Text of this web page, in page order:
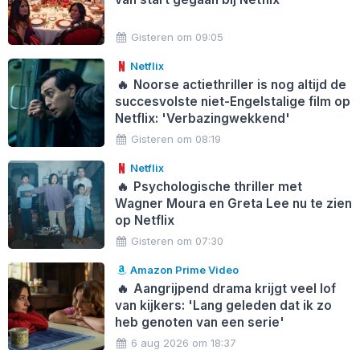
Gisteren om 09:05
Netflix
🔥 Noorse actiethriller is nog altijd de
succesvolste niet-Engelstalige film op
Netflix: 'Verbazingwekkend'
Gisteren om 08:19
Netflix
🔥 Psychologische thriller met
Wagner Moura en Greta Lee nu te zien
op Netflix
Gisteren om 07:30
Amazon Prime Video
🔥 Aangrijpend drama krijgt veel lof
van kijkers: 'Lang geleden dat ik zo
heb genoten van een serie'
6 aug 2026 om 18:37